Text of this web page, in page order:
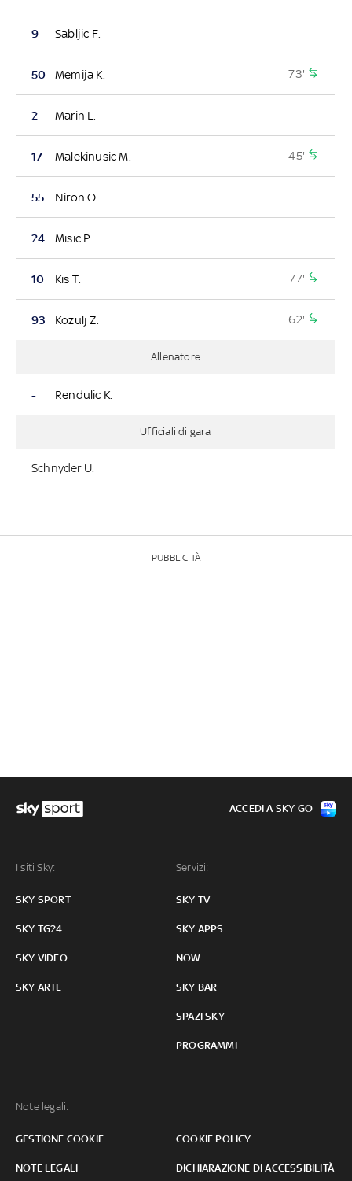
9 Sabljic F.
50 Memija K. 73'
2 Marin L.
17 Malekinusic M. 45'
55 Niron O.
24 Misic P.
10 Kis T. 77'
93 Kozulj Z. 62'
Allenatore
- Rendulic K.
Ufficiali di gara
Schnyder U.
PUBBLICITÀ
I siti Sky:
SKY SPORT
SKY TG24
SKY VIDEO
SKY ARTE
Servizi:
SKY TV
SKY APPS
NOW
SKY BAR
SPAZI SKY
PROGRAMMI
Note legali:
GESTIONE COOKIE COOKIE POLICY
NOTE LEGALI DICHIARAZIONE DI ACCESSIBILITÀ
ACCEDI A SKY GO